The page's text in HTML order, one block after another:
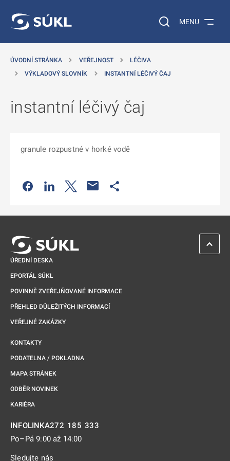
Vyhledávání na
MENU
ÚVODNÍ STRÁNKA VEŘEJNOST
LÉČIVA
VÝKLADOVÝ SLOVNÍK
INSTANTNÍ LÉČIVÝ ČAJ
instantní léčivý čaj
granule rozpustné v horké vodě
Odkaz se otevře na nové kartě
Odkaz se otevře na nové kartě
Odkaz se otevře na nové kartě
ÚŘEDNÍ DESKA
EPORTÁL SÚKL
POVINNĚ ZVEŘEJŇOVANÉ INFORMACE
PŘEHLED DŮLEŽITÝCH INFORMACÍ
VEŘEJNÉ ZAKÁZKY
KONTAKTY
PODATELNA / POKLADNA
MAPA STRÁNEK
ODBĚR NOVINEK
KARIÉRA
INFOLINKA272 185 333
Po–Pá 9:00 až 14:00
Sledujte nás
ZPĚT